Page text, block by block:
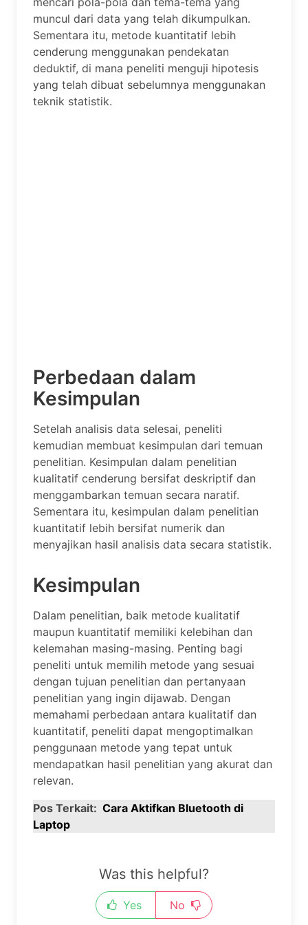
muncul dari data yang telah dikumpulkan.
Sementara itu, metode kuantitatif lebih
cenderung menggunakan pendekatan
deduktif, di mana peneliti menguji hipotesis
yang telah dibuat sebelumnya menggunakan
teknik statistik.
Perbedaan dalam
Kesimpulan
Setelah analisis data selesai, peneliti
kemudian membuat kesimpulan dari temuan
penelitian. Kesimpulan dalam penelitian
kualitatif cenderung bersifat deskriptif dan
menggambarkan temuan secara naratif.
Sementara itu, kesimpulan dalam penelitian
kuantitatif lebih bersifat numerik dan
menyajikan hasil analisis data secara statistik.
Kesimpulan
Dalam penelitian, baik metode kualitatif
maupun kuantitatif memiliki kelebihan dan
kelemahan masing-masing. Penting bagi
peneliti untuk memilih metode yang sesuai
dengan tujuan penelitian dan pertanyaan
penelitian yang ingin dijawab. Dengan
memahami perbedaan antara kualitatif dan
kuantitatif, peneliti dapat mengoptimalkan
penggunaan metode yang tepat untuk
mendapatkan hasil penelitian yang akurat dan
relevan.
Pos Terkait: Cara Aktifkan Bluetooth di
Laptop
Was this helpful?
Yes No